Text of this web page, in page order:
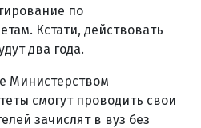
по
Кстати, действовать
два года.
Министерством
смогут проводить свои
зачислят в вуз без